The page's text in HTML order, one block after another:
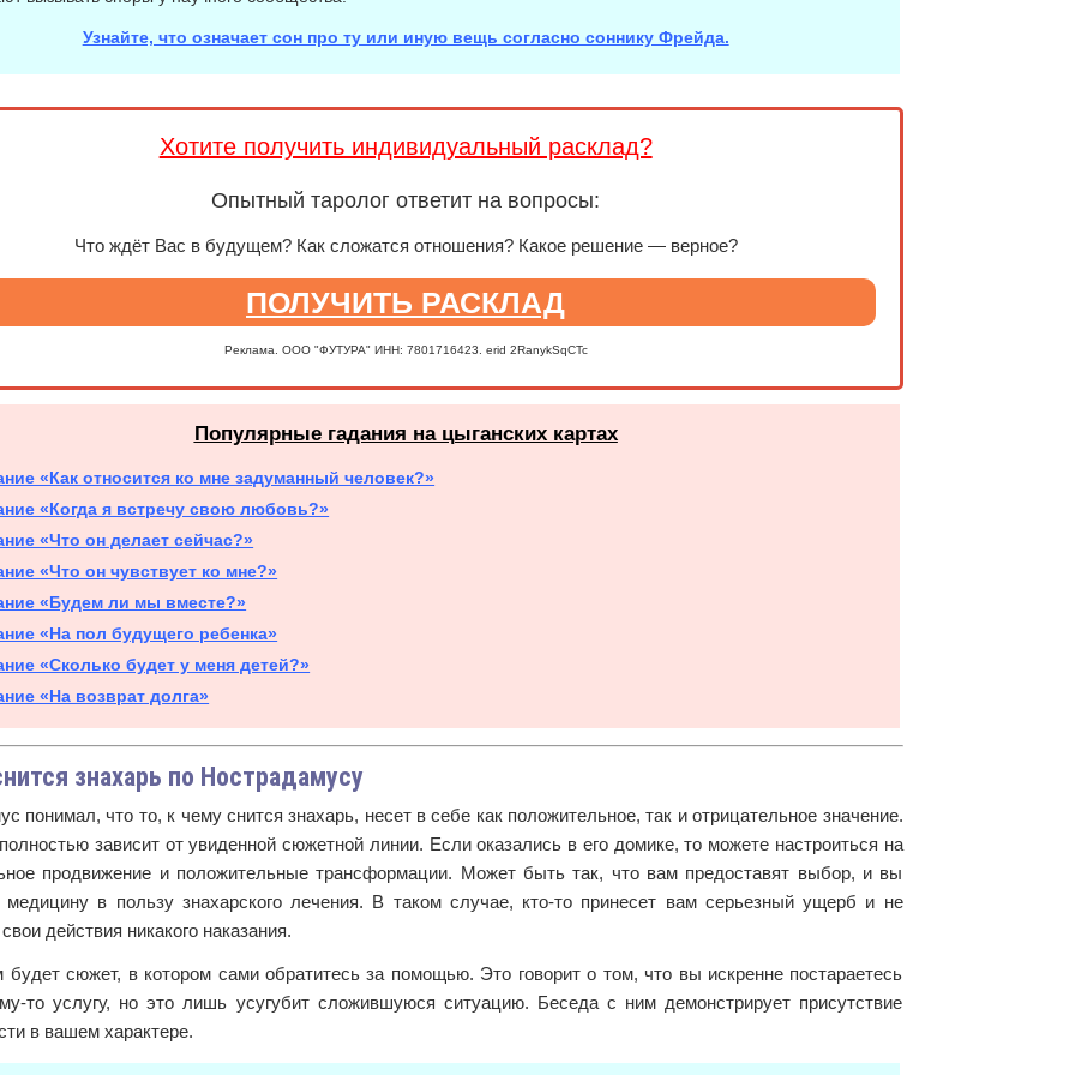
Узнайте, что означает сон про ту или иную вещь согласно соннику Фрейда.
Хотите получить индивидуальный расклад?
Опытный таролог ответит на вопросы:
Что ждёт Вас в будущем? Как сложатся отношения? Какое решение — верное?
ПОЛУЧИТЬ РАСКЛАД
Реклама. ООО "ФУТУРА" ИНН: 7801716423. erid 2RanykSqCTc
Популярные гадания на цыганских картах
«Как относится ко мне задуманный человек?»
«Когда я встречу свою любовь?»
«Что он делает сейчас?»
«Что он чувствует ко мне?»
«Будем ли мы вместе?»
«На пол будущего ребенка»
«Сколько будет у меня детей?»
«На возврат долга»
знахарь по Нострадамусу
понимал, что то, к чему снится знахарь, несет в себе как положительное, так и отрицательное значение.
зависит от увиденной сюжетной линии. Если оказались в его домике, то можете настроиться на
продвижение и положительные трансформации. Может быть так, что вам предоставят выбор, и вы
медицину в пользу знахарского лечения. В таком случае, кто-то принесет вам серьезный ущерб и не
действия никакого наказания.
сюжет, в котором сами обратитесь за помощью. Это говорит о том, что вы искренне постараетесь
то услугу, но это лишь усугубит сложившуюся ситуацию. Беседа с ним демонстрирует присутствие
в вашем характере.